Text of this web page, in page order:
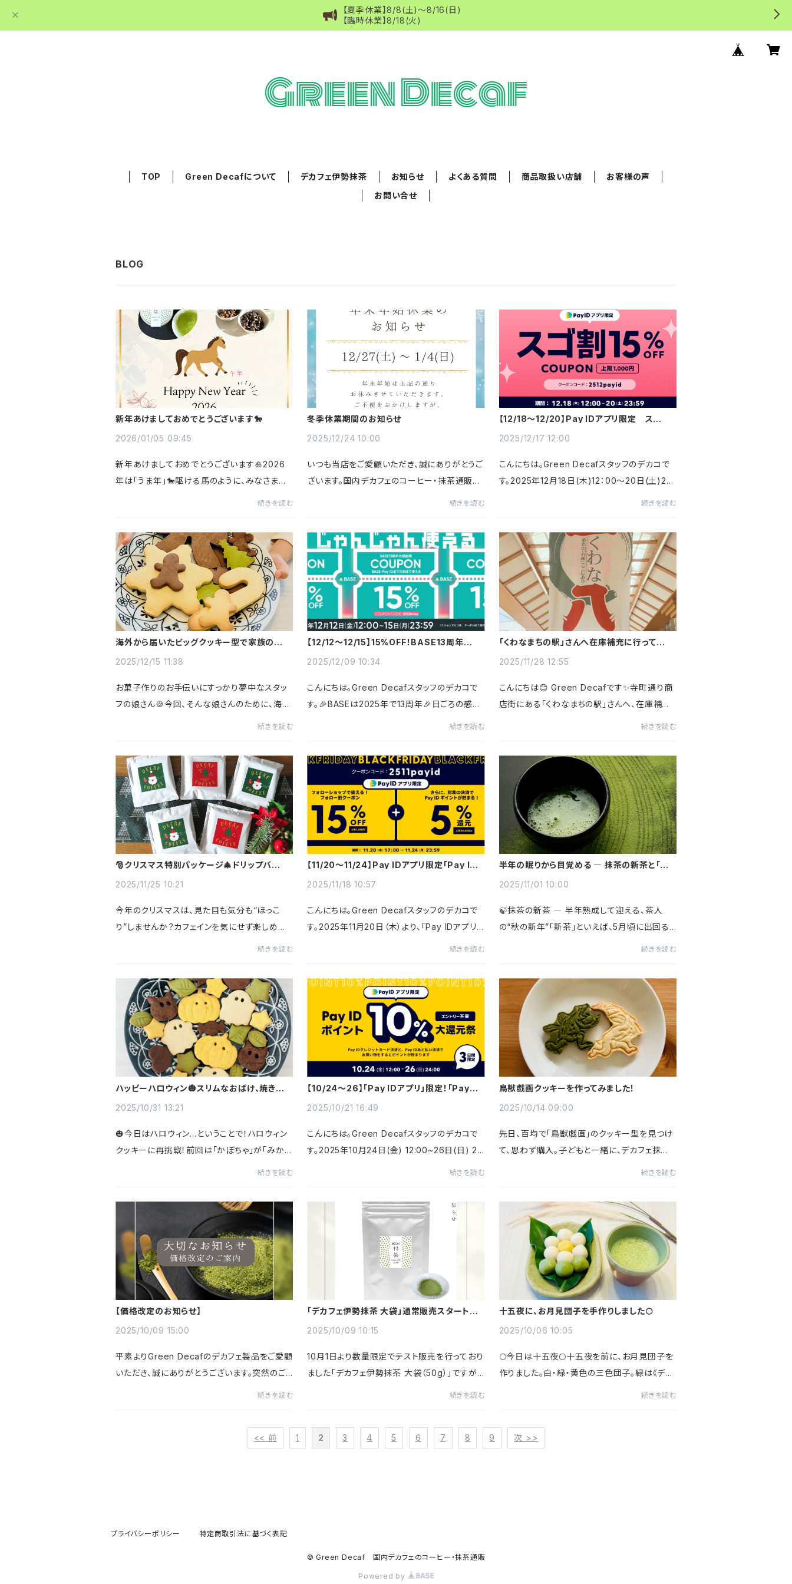
【夏季休業】8/8(土)～8/16(日)
【臨時休業】8/18(火)
TOP Green Decafについて デカフェ伊勢抹茶 お知らせ よくある質問 商品取扱い店舗
お客様の声
お問い合せ
新年あけましておめでとうございます🐎
2026/01/05 09:45
新年あけましておめでとうございます🎍2026
年は「うま年」🐎駆ける馬のように、みなさまの
毎日が軽やかに、力強く進んでいきますように🌟
レンジを続け、 未...
続きを読む
冬季休業期間のお知らせ
2025/12/24 10:00
いつも当店をご愛顧いただき、誠にありがとうご
ざいます。国内デカフェのコーヒー・抹茶通販～
Green Decaf～です。誠に勝手ながら、当店で
す。冬季休業期間中も通常通り...
続きを読む
【12/18～12/20】Pay IDアプリ限定 スゴ割！
2025/12/17 12:00
こんにちは。Green Decafスタッフのデカコで
す。2025年12月18日(木)12：00～20日(土)23：
59まで、「Pay IDアプリ限定 スゴ割」クーポン
5％OFF（上限1,000円）※「Pay ...
続きを読む
海外から届いたビッグクッキー型で家族のクリ
2025/12/15 11:38
お菓子作りのお手伝いにすっかり夢中なスタッ
フの娘さん🍪今回、そんな娘さんのために、海外
の型を使って、クリス...
続きを読む
【12/12～12/15】15%OFF！BASE13周年大感
2025/12/09 10:34
こんにちは。Green Decafスタッフのデカコで
す。🎉BASEは2025年で13周年🎉日ごろの感謝
す！クーポン内容15％OFF（上限1,0...
続きを読む
「くわなまちの駅」さんへ在庫補充に行ってきま
2025/11/28 12:55
こんにちは😊 Green Decafです✨寺町通り商
店街にある「くわなまちの駅」さんへ、在庫補充
生が課外授業でお買い物をし...
続きを読む
🎅クリスマス特別パッケージ🎄ドリップバッグ
2025/11/25 10:21
今年のクリスマスは、見た目も気分も“ほっこ
り”しませんか？カフェインを気にせず楽しめる、
とときは、やさしい香りに...
続きを読む
【11/20～11/24】Pay IDアプリ限定「Pay ID
2025/11/18 10:57
こんにちは。Green Decafスタッフのデカコで
す。2025年11月20日（木）より、「Pay IDアプリ」
が使えて、さらに特定の決済...
続きを読む
半年の眠りから目覚める ― 抹茶の新茶と「口
2025/11/01 10:00
🍃抹茶の新茶 ― 半年熟成して迎える、茶人
の“秋の新年”「新茶」といえば、5月頃に出回る、
す。抹茶の「新茶」が味わえ...
続きを読む
ハッピーハロウィン🎃スリムなおばけ、焼き上
2025/10/31 13:21
🎃今日はハロウィン…ということで！ハロウィン
クッキーに再挑戦！前回は「かぼちゃ」が「みか
レンジ！🍪💪生地の厚...
続きを読む
【10/24〜26】「Pay IDアプリ」限定！「Pay ID
2025/10/21 16:49
こんにちは。Green Decafスタッフのデカコで
す。2025年10月24日(金) 12:00~26日(日) 2
プリ」から「Pay ID」でログイン...
続きを読む
鳥獣戯画クッキーを作ってみました！
2025/10/14 09:00
先日、百均で「鳥獣戯画」のクッキー型を見つけ
て、思わず購入。子どもと一緒に、デカフェ抹茶
に入れすぎたと...
続きを読む
【価格改定のお知らせ】
2025/10/09 15:00
平素よりGreen Decafのデカフェ製品をご愛顧
いただき、誠にありがとうございます。突然のご
続きを読む
「デカフェ伊勢抹茶 大袋」通常販売スタートの
2025/10/09 10:15
10月1日より数量限定でテスト販売を行っており
ました「デカフェ伊勢抹茶 大袋（50g）」ですが、
続きを読む
十五夜に、お月見団子を手作りしました🌕
2025/10/06 10:05
🌕今日は十五夜🌕十五夜を前に、お月見団子を
作りました。白・緑・黄色の三色団子。緑は《デカ
続きを読む
<< 前 1 2 3 4 5 6 7 8 9 次 >>
プライバシーポリシー 特定商取引法に基づく表記
© Green Decaf 国内デカフェのコーヒー・抹茶通販
Powered by